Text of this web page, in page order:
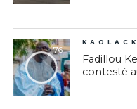
76
KAOLACK
Fadillou
contesté